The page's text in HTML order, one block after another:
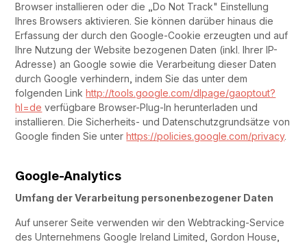
Browser installieren oder die „Do Not Track" Einstellung
Ihres Browsers aktivieren. Sie können darüber hinaus die
Erfassung der durch den Google-Cookie erzeugten und auf
Ihre Nutzung der Website bezogenen Daten (inkl. Ihrer IP-
Adresse) an Google sowie die Verarbeitung dieser Daten
durch Google verhindern, indem Sie das unter dem
folgenden Linkhttp://tools.google.com/dlpage/gaoptout?
hl=de verfügbare Browser-Plug-In herunterladen und
installieren. Die Sicherheits- und Datenschutzgrundsätze von
Google finden Sie unterhttps://policies.google.com/privacy.
Google-Analytics
Umfang der Verarbeitung personenbezogener Daten
Auf unserer Seite verwenden wir den Webtracking-Service
des Unternehmens Google Ireland Limited, Gordon House,